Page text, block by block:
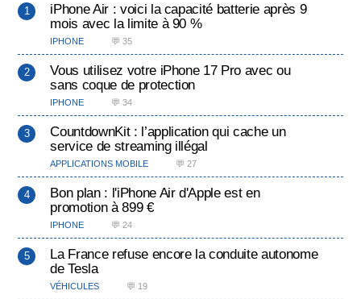
iPhone Air : voici la capacité batterie après 9
mois avec la limite à 90 %
IPHONE 💬 35
Vous utilisez votre iPhone 17 Pro avec ou
sans coque de protection
IPHONE 💬 34
CountdownKit : l’application qui cache un
service de streaming illégal
APPLICATIONS MOBILE 💬 27
Bon plan : l'iPhone Air d'Apple est en
promotion à 899 €
IPHONE 💬 24
La France refuse encore la conduite autonome
de Tesla
VÉHICULES 💬 19